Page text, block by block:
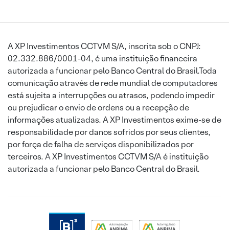
A XP Investimentos CCTVM S/A, inscrita sob o CNPJ:
02.332.886/0001-04, é uma instituição financeira
autorizada a funcionar pelo Banco Central do Brasil.Toda
comunicação através de rede mundial de computadores
está sujeita a interrupções ou atrasos, podendo impedir
ou prejudicar o envio de ordens ou a recepção de
informações atualizadas. A XP Investimentos exime-se de
responsabilidade por danos sofridos por seus clientes,
por força de falha de serviços disponibilizados por
terceiros. A XP Investimentos CCTVM S/A é instituição
autorizada a funcionar pelo Banco Central do Brasil.